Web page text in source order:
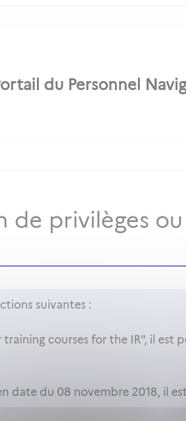
de privilèges
suivantes :
courses for the IR", il est
date du 08 novembre 2018, il